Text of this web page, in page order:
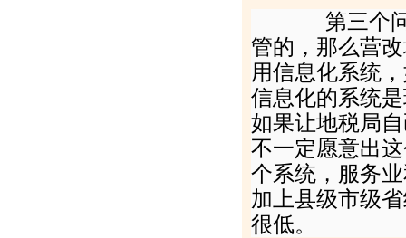
第三个问
管的，那么营
用信息化系统
信息化的系统
如果让地税局
不一定愿意出
个系统，服务
加上县级市级
很低。